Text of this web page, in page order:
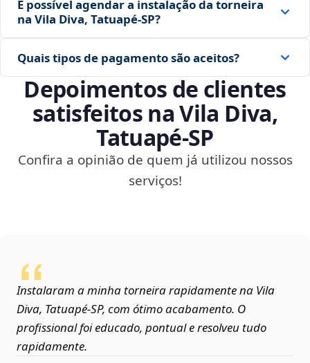
É possível agendar a instalação da torneira
na Vila Diva, Tatuapé‑SP?
Quais tipos de pagamento são aceitos?
Depoimentos de clientes
satisfeitos na Vila Diva,
Tatuapé‑SP
Confira a opinião de quem já utilizou nossos
serviços!
Instalaram a minha torneira rapidamente na Vila
Diva, Tatuapé‑SP, com ótimo acabamento. O
profissional foi educado, pontual e resolveu tudo
rapidamente.